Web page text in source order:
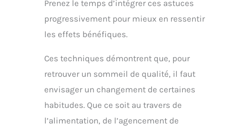
Prenez le temps d’intégrer ces astuces
progressivement pour mieux en ressentir
les effets bénéfiques.
Ces techniques démontrent que, pour
retrouver un sommeil de qualité, il faut
envisager un changement de certaines
habitudes. Que ce soit au travers de
l’alimentation, de l’agencement de